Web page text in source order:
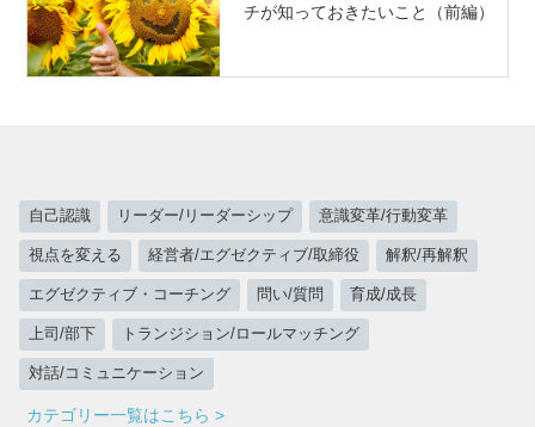
チが知っておきたいこと（前編）
自己認識 リーダー/リーダーシップ 意識変革/行動変革
視点を変える 経営者/エグゼクティブ/取締役 解釈/再解釈
エグゼクティブ・コーチング 問い/質問 育成/成長
上司/部下 トランジション/ロールマッチング
対話/コミュニケーション
カテゴリー一覧はこちら >